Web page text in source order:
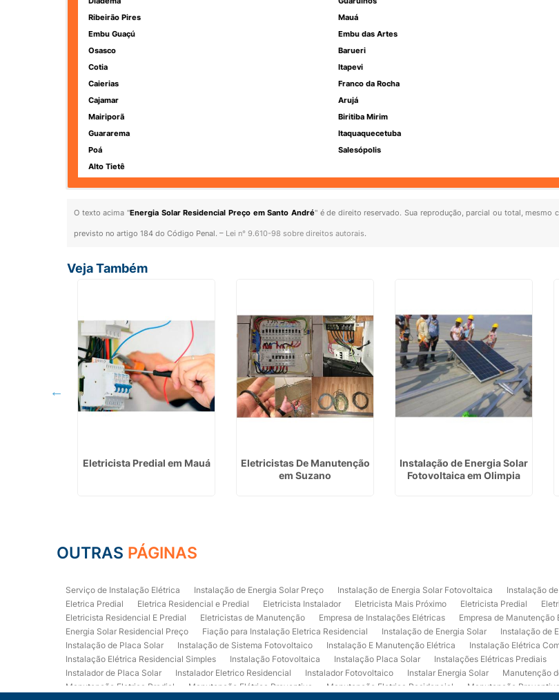
Ribeirão Pires
Mauá
Embu Guaçú
Embu das Artes
Osasco
Barueri
Cotia
Itapevi
Caierias
Franco da Rocha
Cajamar
Arujá
Mairiporã
Biritiba Mirim
Guararema
Itaquaquecetuba
Poá
Salesópolis
Alto Tietê
O texto acima "Energia Solar Residencial Preço em Santo André" é de direito reservado. Sua reprodução, parcial ou total,
previsto no artigo 184 do Código Penal. – Lei n° 9.610-98 sobre direitos autorais.
Veja Também
Eletricista Predial em Mauá
Eletricistas De Manutenção
em Suzano
Instalação de Energia Solar
Fotovoltaica em Olimpia
OUTRAS PÁGINAS
Serviço de Instalação Elétrica Instalação de Energia Solar Preço Instalação de Energia Solar Fotovoltaica Instalação
Eletrica Predial
Eletrica Residencial e Predial Eletricista Instalador Eletricista Mais Próximo Eletricista Predial
Eletricista Residencial E Predial
Eletricistas de Manutenção Empresa de Instalações Elétricas Empresa de Manutenção
Energia Solar Residencial Preço
Fiação para Instalação Eletrica Residencial Instalação de Energia Solar Instalação de
Instalação de Placa Solar
Instalação de Sistema Fotovoltaico Instalação E Manutenção Elétrica Instalação Elétrica
Instalação Elétrica Residencial Simples
Instalação Fotovoltaica Instalação Placa Solar Instalações Elétricas Prediais
Instalador de Placa Solar
Instalador Eletrico Residencial Instalador Fotovoltaico Instalar Energia Solar Manutenção
Manutenção Eletrica Predial
Manutenção Elétrica Preventiva Manutenção Eletrica Residencial
Manutenção